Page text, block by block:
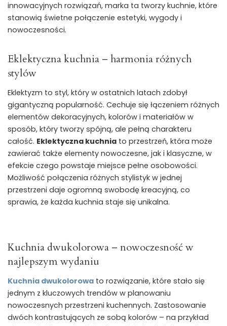
innowacyjnych rozwiązań, marka ta tworzy kuchnie, które
stanowią świetne połączenie estetyki, wygody i
nowoczesności.
Eklektyczna kuchnia – harmonia różnych
stylów
Eklektyzm to styl, który w ostatnich latach zdobył
gigantyczną popularność. Cechuje się łączeniem różnych
elementów dekoracyjnych, kolorów i materiałów w
sposób, który tworzy spójną, ale pełną charakteru
całość. Eklektyczna kuchnia to przestrzeń, która może
zawierać także elementy nowoczesne, jak i klasyczne, w
efekcie czego powstaje miejsce pełne osobowości.
Możliwość połączenia różnych stylistyk w jednej
przestrzeni daje ogromną swobodę kreacyjną, co
sprawia, że każda kuchnia staje się unikalna.
Kuchnia dwukolorowa – nowoczesność w
najlepszym wydaniu
Kuchnia dwukolorowa to rozwiązanie, które stało się
jednym z kluczowych trendów w planowaniu
nowoczesnych przestrzeni kuchennych. Zastosowanie
dwóch kontrastujących ze sobą kolorów – na przykład